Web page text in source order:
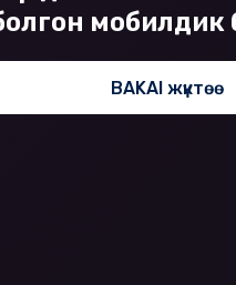
мобилдик
BAKAI жүктөө